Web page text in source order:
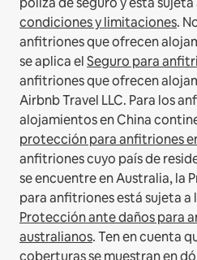
condiciones y limitaciones.
anfitriones que ofrecen
se aplica elSeguro para
anfitriones que ofrecen
Airbnb Travel LLC. Para los
alojamientos en China
protección para anfitriones
anfitriones cuyo país de
se encuentre en Australia, la
para anfitriones está sujeta a
Protección ante daños para
australianos. Ten en cuenta
coberturas se muestran en